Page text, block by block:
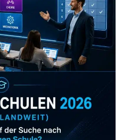
uns auch